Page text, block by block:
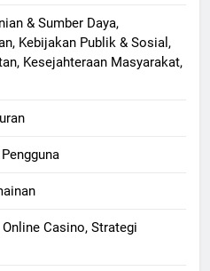
& Sumber Daya,
Kebijakan Publik & Sosial,
Kesejahteraan Masyarakat,
Casino, Strategi